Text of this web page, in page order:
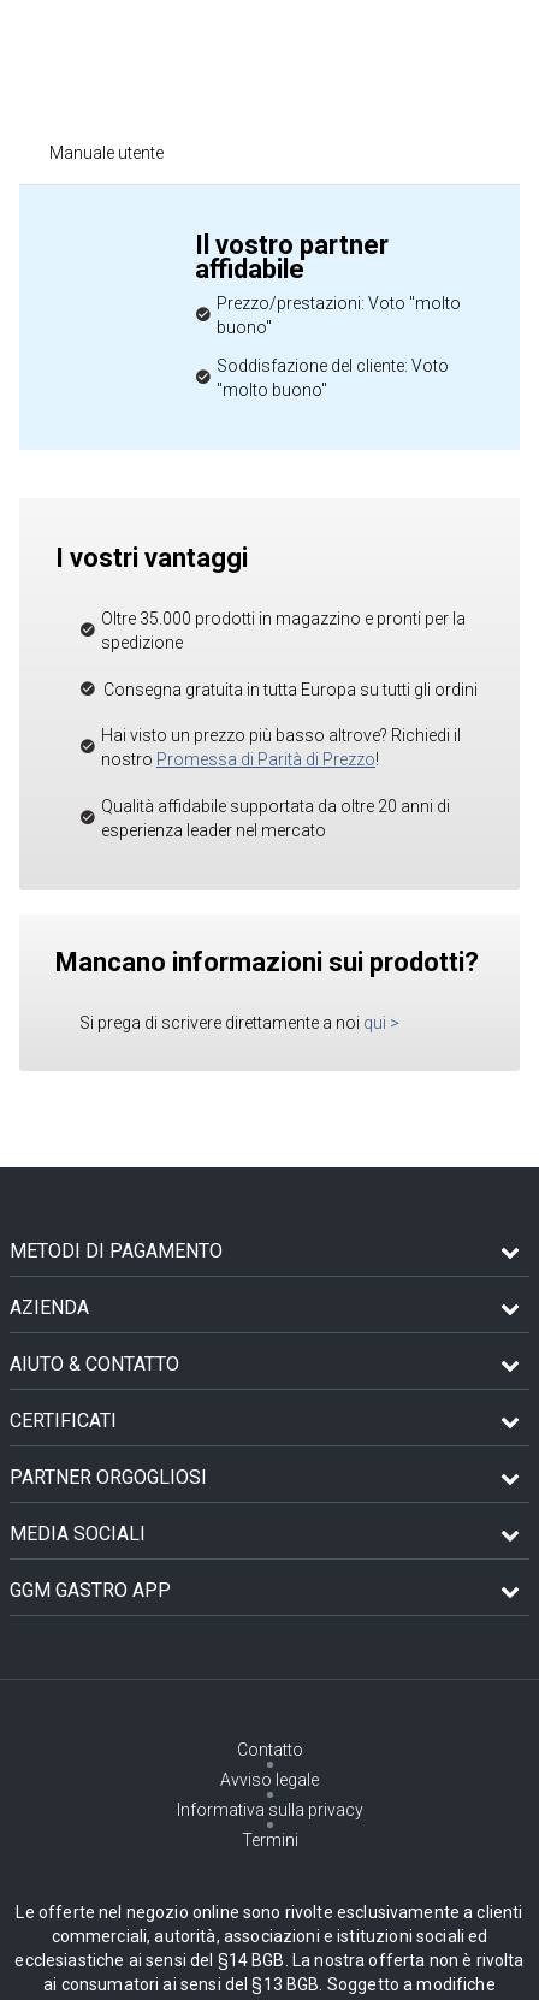
Manuale utente
Il vostro partner
affidabile
Prezzo/prestazioni: Voto "molto
buono"
Soddisfazione del cliente: Voto
"molto buono"
I vostri vantaggi
Oltre 35.000 prodotti in magazzino e pronti per la
spedizione
Consegna gratuita in tutta Europa su tutti gli ordini
Hai visto un prezzo più basso altrove? Richiedi il
nostro Promessa di Parità di Prezzo!
Qualità affidabile supportata da oltre 20 anni di
esperienza leader nel mercato
Mancano informazioni sui prodotti?
Si prega di scrivere direttamente a noi qui >
METODI DI PAGAMENTO
AZIENDA
AIUTO & CONTATTO
CERTIFICATI
PARTNER ORGOGLIOSI
MEDIA SOCIALI
GGM GASTRO APP
Contatto
Avviso legale
Informativa sulla privacy
Termini
Le offerte nel negozio online sono rivolte esclusivamente a clienti
commerciali, autorità, associazioni e istituzioni sociali ed
ecclesiastiche ai sensi del §14 BGB. La nostra offerta non è rivolta
ai consumatori ai sensi del §13 BGB. Soggetto a modifiche